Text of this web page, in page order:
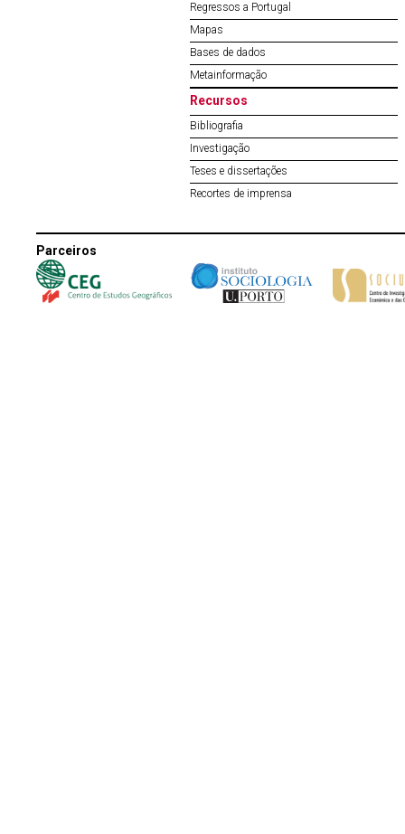
Regressos a Portugal
Mapas
Bases de dados
Metainformação
Recursos
Bibliografia
Investigação
Teses e dissertações
Recortes de imprensa
Parceiros